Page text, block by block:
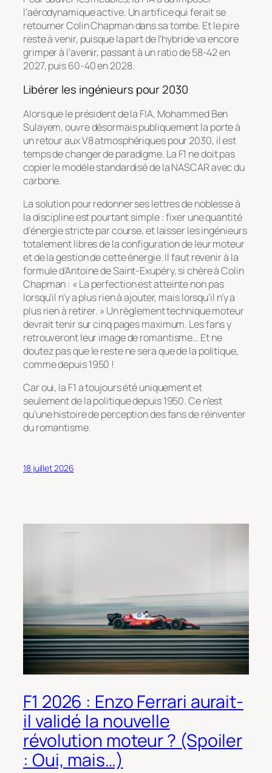
l’aérodynamique active. Un artifice qui ferait se
retourner Colin Chapman dans sa tombe. Et le pire
reste à venir, puisque la part de l’hybride va encore
grimper à l’avenir, passant à un ratio de 58-42 en
2027, puis 60-40 en 2028.
Libérer les ingénieurs pour 2030
Alors que le président de la FIA, Mohammed Ben
Sulayem, ouvre désormais publiquement la porte à
un retour aux V8 atmosphériques pour 2030, il est
temps de changer de paradigme. La F1 ne doit pas
copier le modèle standardisé de la NASCAR avec du
carbone.
La solution pour redonner ses lettres de noblesse à
la discipline est pourtant simple : fixer une quantité
d’énergie stricte par course, et laisser les ingénieurs
totalement libres de la configuration de leur moteur
et de la gestion de cette énergie. Il faut revenir à la
formule d’Antoine de Saint-Exupéry, si chère à Colin
Chapman : « La perfection est atteinte non pas
lorsqu’il n’y a plus rien à ajouter, mais lorsqu’il n’y a
plus rien à retirer. » Un règlement technique moteur
devrait tenir sur cinq pages maximum. Les fans y
retrouveront leur image de romantisme… Et ne
doutez pas que le reste ne sera que de la politique,
comme depuis 1950 !
Car oui, la F1 a toujours été uniquement et
seulement de la politique depuis 1950. Ce n’est
qu’une histoire de perception des fans de réinventer
du romantisme.
18 juillet 2026
F1 2026 : Enzo Ferrari aurait-
il validé la nouvelle
révolution moteur ? (Spoiler
: Oui, mais…)